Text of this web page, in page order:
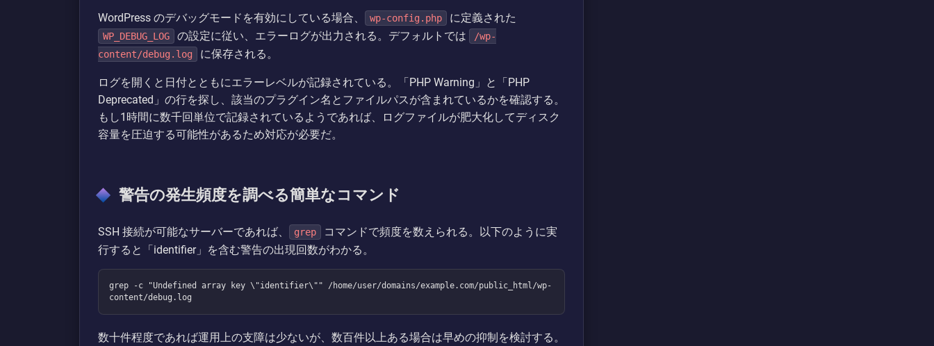
WordPress のデバッグモードを有効にしている場合、 wp-config.php に定義された
WP_DEBUG_LOG の設定に従い、エラーログが出力される。デフォルトでは
/wp-
content/debug.log
に保存される。
ログを開くと日付とともにエラーレベルが記録されている。「PHP Warning」と「PHP
Deprecated」の行を探し、該当のプラグイン名とファイルパスが含まれているかを確認する。
もし1時間に数千回単位で記録されているようであれば、ログファイルが肥大化してディスク
容量を圧迫する可能性があるため対応が必要だ。
警告の発生頻度を調べる簡単なコマンド
SSH 接続が可能なサーバーであれば、 grep
コマンドで頻度を数えられる。以下のように実
行すると「identifier」を含む警告の出現回数がわかる。
grep -c "Undefined array key \"identifier\"" /home/user/domains/example.com/public_html/wp-
content/debug.log
数十件程度であれば運用上の支障は少ないが、数百件以上ある場合は早めの抑制を検討する。